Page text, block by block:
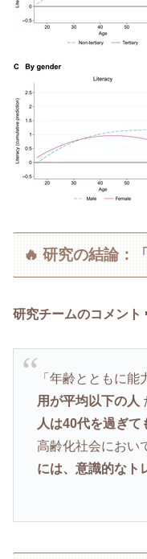
🔥 研究の結論：
研究チームのコメント
「年齢とともに能
用が平均以下の人
人は40代を過ぎて
高齢化社会におい
には、意識的なト